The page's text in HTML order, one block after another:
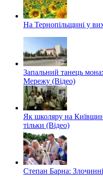
На Тернопільщині у
Запальний танець
Мережу (Відео)
Як школяру на
тільки (Відео)
Степан Барна: